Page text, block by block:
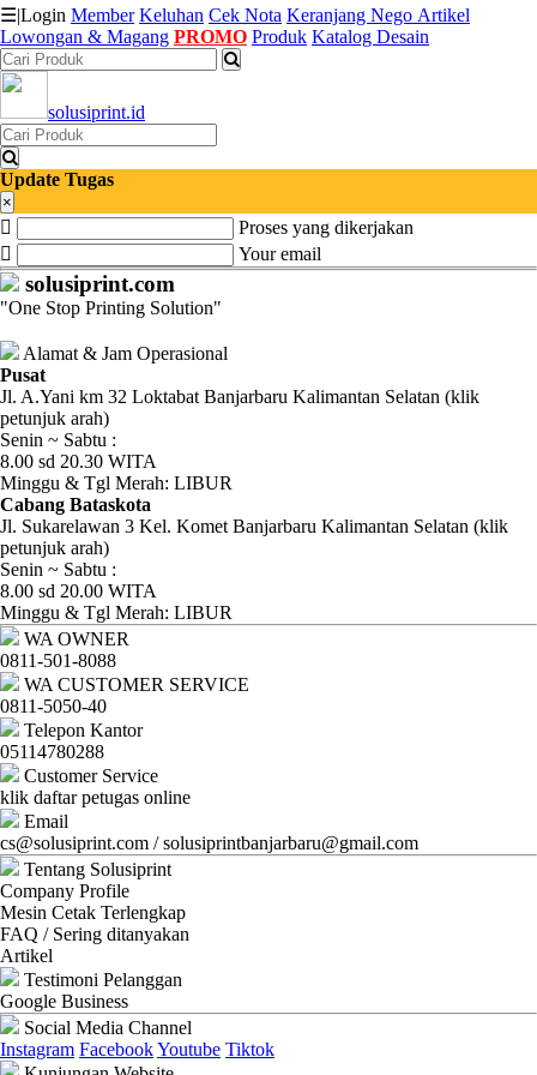
Katalog
Produk
Petugas
Riwayat
Transaksi
Tagihan
Berjalan
Pembayaran
Pendapatan
Fee
Ganti
Password
Logout
☰|Login Member Keluhan Cek Nota Keranjang Nego Artikel
Lowongan & Magang PROMO Produk Katalog Desain
solusiprint.id
Update Tugas
×
Proses yang dikerjakan
Your email
solusiprint.com
"One Stop Printing Solution"
Alamat & Jam Operasional
Pusat
Jl. A.Yani km 32 Loktabat Banjarbaru Kalimantan Selatan (klik
petunjuk arah)
Senin ~ Sabtu :
8.00 sd 20.30 WITA
Minggu & Tgl Merah: LIBUR
Cabang Bataskota
Jl. Sukarelawan 3 Kel. Komet Banjarbaru Kalimantan Selatan (klik
petunjuk arah)
Senin ~ Sabtu :
8.00 sd 20.00 WITA
Minggu & Tgl Merah: LIBUR
WA OWNER
0811-501-8088
WA CUSTOMER SERVICE
0811-5050-40
Telepon Kantor
05114780288
Customer Service
klik daftar petugas online
Email
cs@solusiprint.com / solusiprintbanjarbaru@gmail.com
Tentang Solusiprint
Company Profile
Mesin Cetak Terlengkap
FAQ / Sering ditanyakan
Artikel
Testimoni Pelanggan
Google Business
Social Media Channel
Instagram FacebookYoutube Tiktok